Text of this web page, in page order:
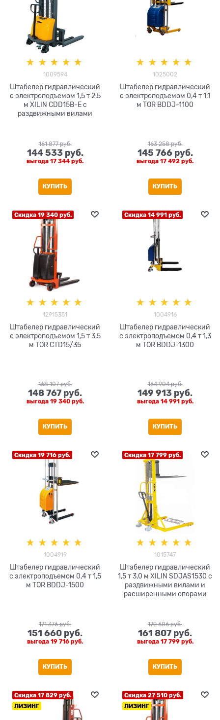
1009594
Штабелер гидравлический
с электроподъемом 1,5 т 2,5
м XILIN CDD15B-E с
раздвижными вилами
161 877 руб.
144 533 руб.
выгода 17 344 руб.
КУПИТЬ
1025002
Штабелер гидравлический
с электроподъемом 0,4 т 1,1
м TOR BDDJ-1100
163 258 руб.
145 766 руб.
выгода 17 492 руб.
КУПИТЬ
Скидка 19 340 руб.
12915351
Штабелер гидравлический
с электроподъемом 1,5 т 3,5
м TOR CTD15/35
168 107 руб.
148 767 руб.
выгода 19 340 руб.
КУПИТЬ
Скидка 14 991 руб.
1004916
Штабелер гидравлический
с электроподъемом 0,4 т 1,3
м TOR BDDJ-1300
164 904 руб.
149 913 руб.
выгода 14 991 руб.
КУПИТЬ
Скидка 19 716 руб.
1004919
Штабелер гидравлический
с электроподъемом 0,4 т 1,5
м TOR BDDJ-1500
171 376 руб.
151 660 руб.
выгода 19 716 руб.
КУПИТЬ
Скидка 17 799 руб.
1015747
Штабелер гидравлический
1,5 т 3,0 м XILIN SDJAS1530 с
раздвижными вилами и
расширенными опорами
179 606 руб.
161 807 руб.
выгода 17 799 руб.
КУПИТЬ
Скидка 17 829 руб.
ЛИЗИНГ
Скидка 27 510 руб.
ЛИЗИНГ